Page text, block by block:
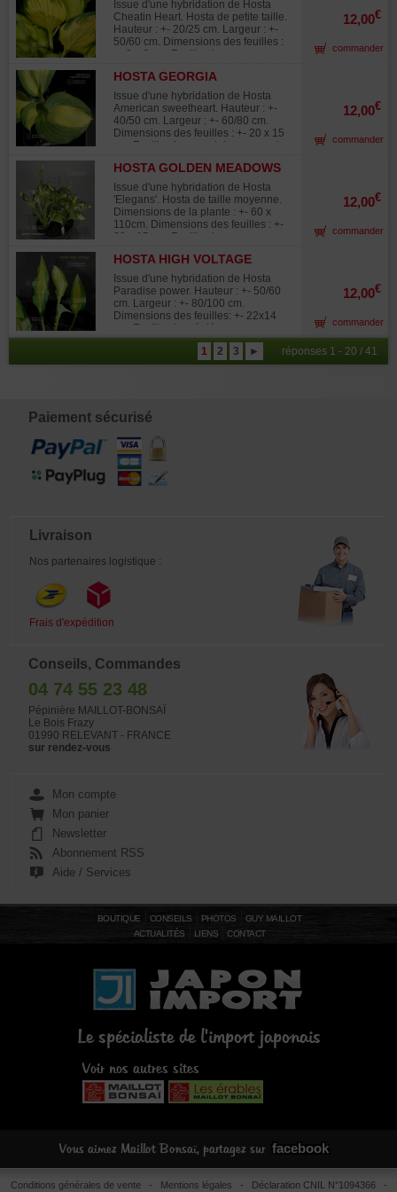
mélangent avec les couleurs du
centre de la feuille, très bel effet.
Fleurs couleur bleu lavande en été.
Gros rhizome livré en conteneur
Issue d'une hybridation de Hosta
Cheatin Heart. Hosta de petite taille.
Hauteur : +- 20/25 cm. Largeur : +-
50/60 cm. Dimensions des feuilles :
+- 8 x 6 cm. Feuilles jaunes
bordures vertes. Fleurs couleur
lavande en Juillet. Gros rhizome
livré en conteneur plastique de 1
litre.
12,00€
commander
HOSTA GEORGIA
SWEETHEART
Issue d'une hybridation de Hosta
American sweetheart. Hauteur : +-
40/50 cm. Largeur : +- 60/80 cm.
Dimensions des feuilles : +- 20 x 15
cm. Feuilles jaunes claires au centre
coeur de la feuille prend la couleur
blanc crème en deuxième partie
d'été. Fleurs de couleur lavande en
été. Gros rhizome livré en conteneur
plastique de 1 litre.
12,00€
commander
HOSTA GOLDEN MEADOWS
Issue d'une hybridation de Hosta
'Elegans'. Hosta de taille moyenne.
Dimensions de la plante : +- 60 x
110cm. Dimensions des feuilles : +-
20 x 15 cm. Feuilles jaunes
bordures vertes. Fleurs couleur
blanche en juin-juillet. Gros rhizome
livré en conteneur plastique de 1
litre.
12,00€
commander
HOSTA HIGH VOLTAGE
Issue d'une hybridation de Hosta
Paradise power. Hauteur : +- 50/60
cm. Largeur : +- 80/100 cm.
Dimensions des feuilles: +- 22x14
cm. Feuilles lancéolées
vertes/jaunes au coeur et verte
foncées sur les bordures,
légèrement ondulées. Le vert des
taille sur la feuille et en coloration,
en conteneur plastique de 1 litre.
12,00€
commander
1 2 3 ► réponses 1 - 20 / 41
Paiement sécurisé
Livraison
Nos partenaires logistique :
Frais d'expédition
Conseils, Commandes
04 74 55 23 48
Pépinière MAILLOT-BONSAÏ
Le Bois Frazy
01990 RELEVANT - FRANCE
sur rendez-vous
Mon compte
Mon panier
Newsletter
Abonnement RSS
Aide / Services
BOUTIQUE CONSEILS PHOTOS
GUY MAILLOT
ACTUALITÉS
LIENS CONTACT
Le spécialiste de l'import japonais
Voir nos autres sites
Vous aimez Maillot Bonsaï, partagez sur facebook
Conditions générales de vente - Mentions légales - Déclaration CNIL N°1094366 -